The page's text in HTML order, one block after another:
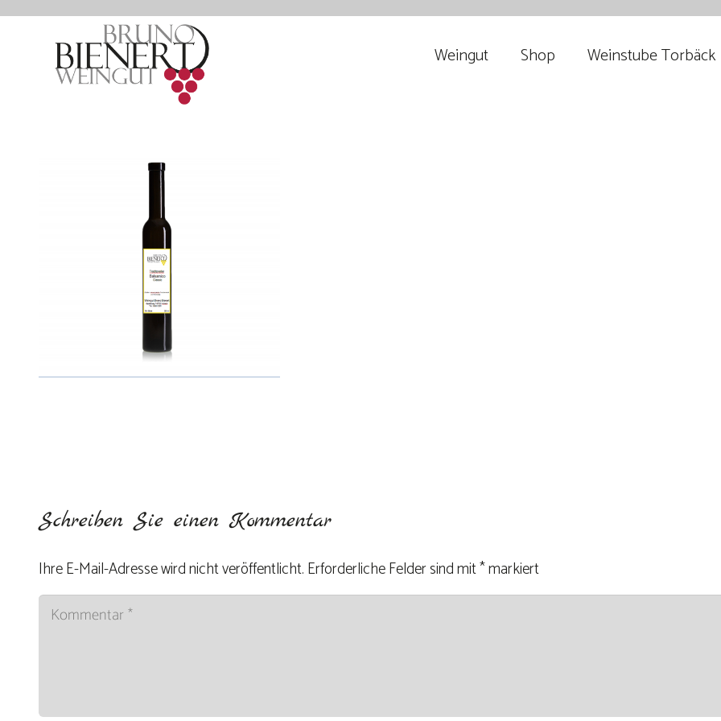
Weingut Shop Weinstube Torbäck
Schreiben Sie einen Kommentar
Ihre E-Mail-Adresse wird nicht veröffentlicht.Erforderliche Felder sind mit*markiert